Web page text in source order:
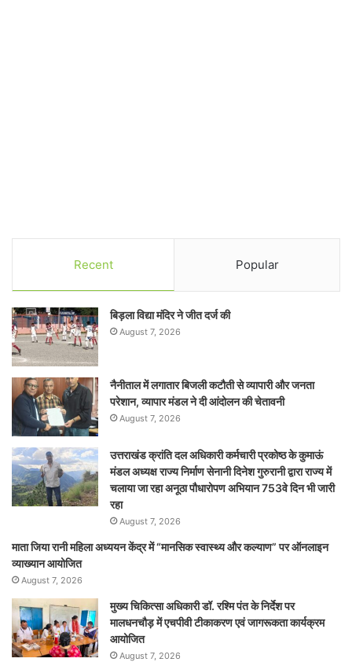
Recent Popular
बिड़ला विद्या मंदिर ने जीत दर्ज की
August 7, 2026
नैनीताल में लगातार बिजली कटौती से व्यापारी और जनता
परेशान, व्यापार मंडल ने दी आंदोलन की चेतावनी
August 7, 2026
उत्तराखंड क्रांति दल अधिकारी कर्मचारी प्रकोष्ठ के कुमाऊं
मंडल अध्यक्ष राज्य निर्माण सेनानी दिनेश गुरुरानी द्वारा राज्य में
चलाया जा रहा अनूठा पौधारोपण अभियान 753वे दिन भी जारी
रहा
August 7, 2026
माता जिया रानी महिला अध्ययन केंद्र में “मानसिक स्वास्थ्य और कल्याण” पर ऑनलाइन
व्याख्यान आयोजित
August 7, 2026
मुख्य चिकित्सा अधिकारी डॉ. रश्मि पंत के निर्देश पर
मालधनचौड़ में एचपीवी टीकाकरण एवं जागरूकता कार्यक्रम
आयोजित
August 7, 2026